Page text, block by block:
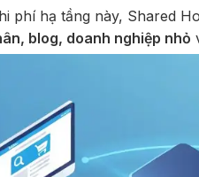
phí hạ tầng này, Shared
blog, doanh nghiệp nhỏ